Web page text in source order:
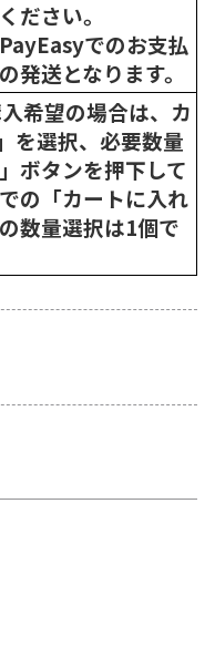
ださい。
でのお支払
発送となります。
希望の場合は、カ
を選択、必要数量
ボタンを押下して
の「カートに入れ
数量選択は1個で